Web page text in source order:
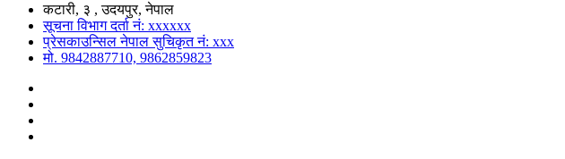
कटारी, ३ , उदयपुर, नेपाल
सूचना विभाग दर्ता नं: xxxxxx
प्रेसकाउन्सिल नेपाल सुचिकृत नं: xxx
मो. 9842887710, 9862859823